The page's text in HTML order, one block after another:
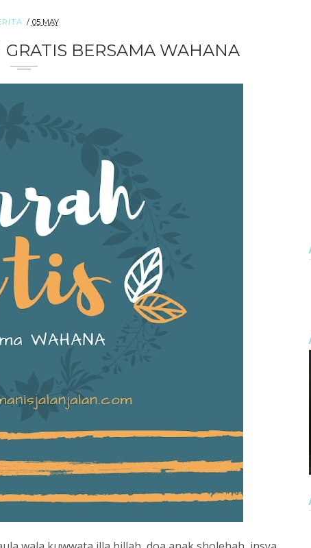
05 MAY
BERSAMA WAHANA